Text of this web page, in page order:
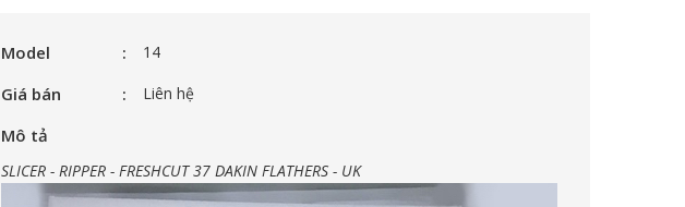
Model 14
Giá bán Liên hệ
Mô tả
SLICER - RIPPER - FRESHCUT 37 DAKIN FLATHERS - UK